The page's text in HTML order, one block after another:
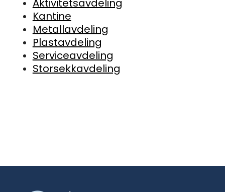
Aktivitetsavdeling
Kantine
Metallavdeling
Plastavdeling
Serviceavdeling
Storsekkavdeling